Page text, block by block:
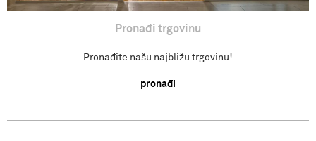
Pronađi trgovinu
Pronađite našu najbližu trgovinu!
pronađi